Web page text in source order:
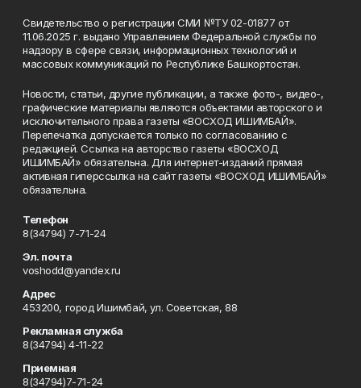
Свидетельство о регистрации СМИ №ТУ 02-01877 от
11.06.2025 г. выдано Управлением Федеральной службы по
надзору в сфере связи, информационных технологий и
массовых коммуникаций по Республике Башкортостан.
Новости, статьи, другие публикации, а также фото-, видео-,
графические материалы являются объектами авторского и
исключительного права газеты «ВОСХОД ИШИМБАЙ».
Перепечатка допускается только по согласованию с
редакцией. Ссылка на авторство газеты «ВОСХОД
ИШИМБАЙ» обязательна. Для интернет-изданий прямая
активная гиперссылка на сайт газеты «ВОСХОД ИШИМБАЙ»
обязательна.
Телефон
8(34794) 7-71-24
Эл. почта
voshodd@yandex.ru
Адрес
453200, город Ишимбай, ул. Советская, 88
Рекламная служба
8(34794) 4-11-22
Приемная
8(34794)7-71-24